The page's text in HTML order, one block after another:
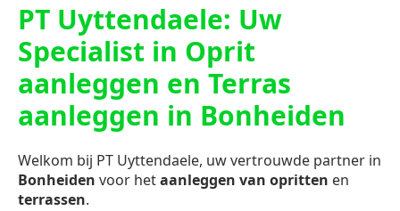
PT Uyttendaele: Uw
Specialist in Oprit
aanleggen en Terras
aanleggen in Bonheiden
Welkom bij PT Uyttendaele, uw vertrouwde partner in
Bonheiden voor hetaanleggen van opritten en
terrassen.